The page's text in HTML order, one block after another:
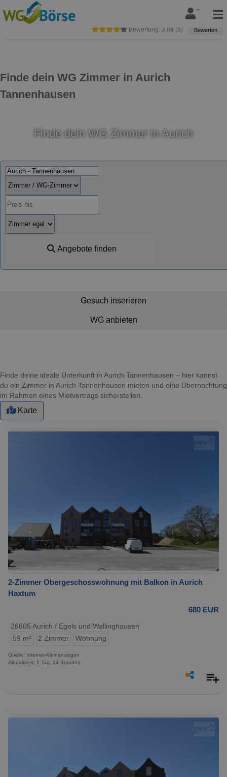
Finde dein WG Zimmer in Aurich
Tannenhausen
Bewertung: 3,84 (6) Bewerten
Finde dein WG Zimmer in Aurich
Angebote finden
Gesuch inserieren
WG anbieten
Finde deine ideale Unterkunft in Aurich Tannenhausen – hier kannst
du ein Zimmer in Aurich Tannenhausen mieten und eine Übernachtung
im Rahmen eines Mietvertrags sicherstellen.
Karte
2-Zimmer Obergeschosswohnung mit Balkon in Aurich
Haxtum
680 EUR
26605 Aurich / Egels und Wallinghausen
59 m²
2 Zimmer Wohnung
Quelle: Internet-Kleinanzeigen
Aktualisiert: 1 Tag, 14 Stunden